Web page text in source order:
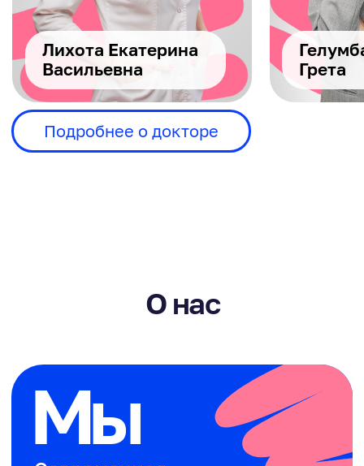
Дмитрий Г.
Был на приеме у Виктории
Александровны 3 месяца назад и остался
в полном восторге! Начиная от входа в
клинику чувствовалась приятная
атмосфера, врач очень расположила к
себе на первом же приеме
приветливый персонал. Всегда напомнят
о приёме, предложат чай/кофе. В
клинике широкий спектр услуг-от
Андрей